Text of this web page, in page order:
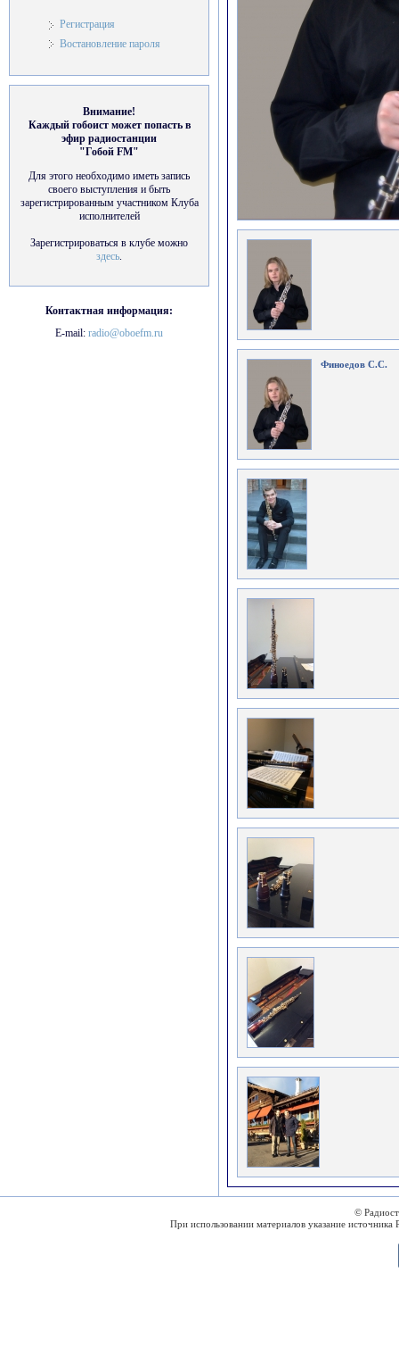
Регистрация
Востановление пароля
Внимание!
Каждый гобоист может попасть в
эфир радиостанции
"Гобой FM"
Для этого необходимо иметь запись
своего выступления и быть
зарегистрированным участником Клуба
исполнителей
Зарегистрироваться в клубе можно
здесь.
Контактная информация:
E-mail: radio@oboefm.ru
Финоедов С.С.
©
При использовании материалов указание